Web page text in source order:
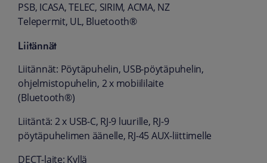
PSB, ICASA, TELEC, SIRIM, ACMA, NZ
Telepermit, UL, Bluetooth®
Liitännät
Liitännät: Pöytäpuhelin, USB-pöytäpuhelin,
ohjelmistopuhelin, 2 x mobiililaite
(Bluetooth®)
Liitäntä: 2 x USB-C, RJ-9 luurille, RJ-9
pöytäpuhelimen äänelle, RJ-45 AUX-liittimelle
DECT-laite: Kyllä